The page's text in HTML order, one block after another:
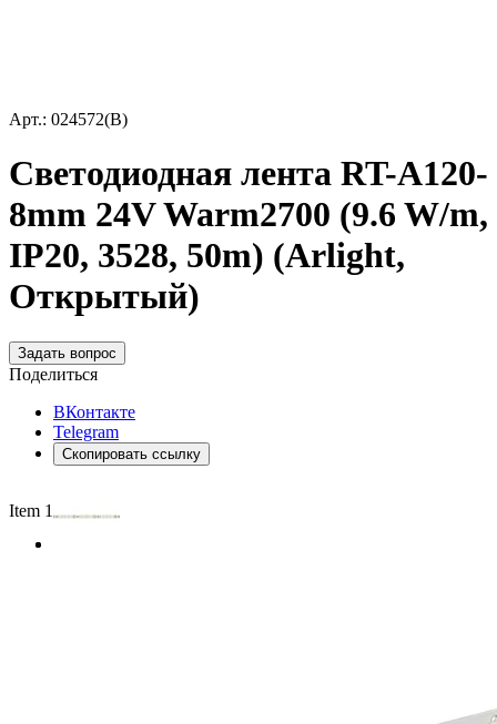
Арт.: 024572(B)
Светодиодная лента RT-A120-
8mm 24V Warm2700 (9.6 W/m,
IP20, 3528, 50m) (Arlight,
Открытый)
Задать вопрос
Поделиться
ВКонтакте
Telegram
Скопировать ссылку
Item 1 of 2